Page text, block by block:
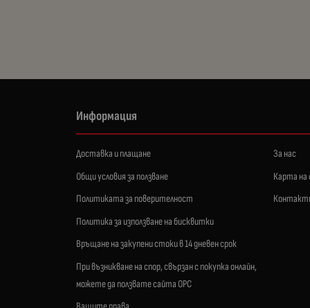
Информация
Доставка и плащане
Общи условия за ползване
Политиката за поверителност
Политика за използване на бисквитки
Връщане на закупени стоки в 14 дневен срок
При възникване на спор, свързан с покупка онлайн,
можете да ползвате сайта ОРС
За нас
Карта